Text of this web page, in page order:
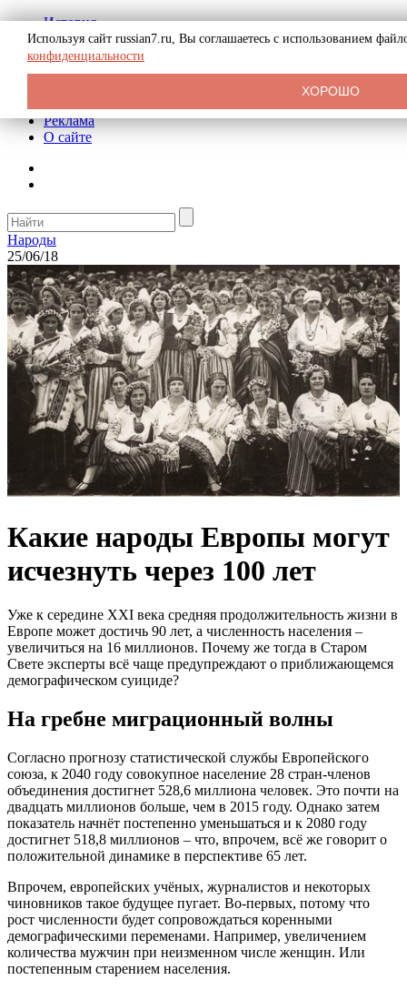
История
Биография
Криминал
СССР
Реклама
О сайте
Народы
25/06/18
Какие народы Европы могут
исчезнуть через 100 лет
Уже к середине XXI века средняя продолжительность жизни в
Европе может достичь 90 лет, а численность населения –
увеличиться на 16 миллионов. Почему же тогда в Старом
Свете эксперты всё чаще предупреждают о приближающемся
демографическом суициде?
На гребне миграционный волны
Согласно прогнозу статистической службы Европейского
союза, к 2040 году совокупное население 28 стран-членов
объединения достигнет 528,6 миллиона человек. Это почти на
двадцать миллионов больше, чем в 2015 году. Однако затем
показатель начнёт постепенно уменьшаться и к 2080 году
достигнет 518,8 миллионов – что, впрочем, всё же говорит о
положительной динамике в перспективе 65 лет.
Впрочем, европейских учёных, журналистов и некоторых
чиновников такое будущее пугает. Во-первых, потому что
рост численности будет сопровождаться коренными
демографическими переменами. Например, увеличением
количества мужчин при неизменном числе женщин. Или
постепенным старением населения.
Используя сайт russian7.ru, Вы соглашаетесь с использованием
конфиденциальности
ХОРОШО